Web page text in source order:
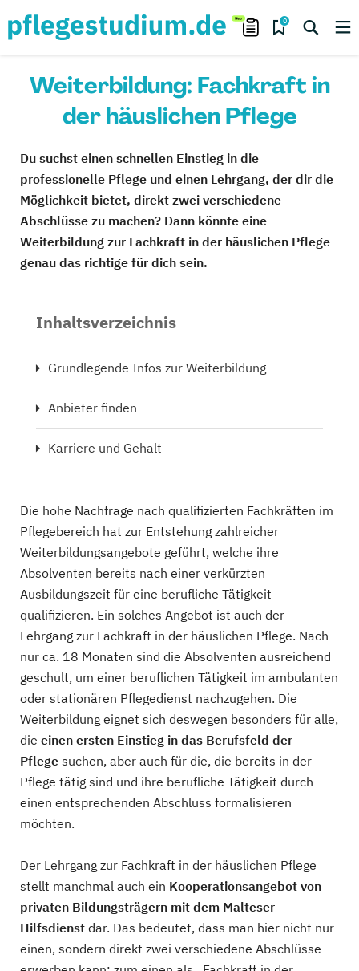
0
Weiterbildung: Fachkraft in
der häuslichen Pflege
Du suchst einen schnellen Einstieg in die
professionelle Pflege und einen Lehrgang, der dir die
Möglichkeit bietet, direkt zwei verschiedene
Abschlüsse zu machen? Dann könnte eine
Weiterbildung zur Fachkraft in der häuslichen Pflege
genau das richtige für dich sein.
Inhaltsverzeichnis
Grundlegende Infos zur Weiterbildung
Anbieter finden
Karriere und Gehalt
Die hohe Nachfrage nach qualifizierten Fachkräften im
Pflegebereich hat zur Entstehung zahlreicher
Weiterbildungsangebote geführt, welche ihre
Absolventen bereits nach einer verkürzten
Ausbildungszeit für eine berufliche Tätigkeit
qualifizieren. Ein solches Angebot ist auch der
Lehrgang zur Fachkraft in der häuslichen Pflege. Nach
nur ca. 18 Monaten sind die Absolventen ausreichend
geschult, um einer beruflichen Tätigkeit im ambulanten
oder stationären Pflegedienst nachzugehen. Die
Weiterbildung eignet sich deswegen besonders für alle,
die einen ersten Einstieg in das Berufsfeld der
Pflege suchen, aber auch für die, die bereits in der
Pflege tätig sind und ihre berufliche Tätigkeit durch
einen entsprechenden Abschluss formalisieren
möchten.
Der Lehrgang zur Fachkraft in der häuslichen Pflege
stellt manchmal auch ein Kooperationsangebot von
privaten Bildungsträgern mit dem Malteser
Hilfsdienst dar. Das bedeutet, dass man hier nicht nur
einen, sondern direkt zwei verschiedene Abschlüsse